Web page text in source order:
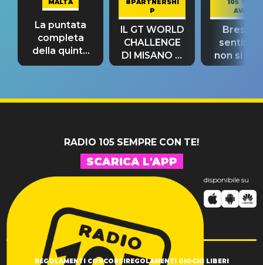
MALTA
La puntata
completa
della quinta
tappa
#PARTNERSHI
P
IL GT WORLD
CHALLENGE
DI MISANO si
riconferma
105 TAKE
AWAY
Bresh:
non si
fino alla
RADIO 105 SEMPRE CON TE!
SCARICA L'APP
disponibile su
REGOLAMENTI CONCORSI REGOLAMENTI GIOCHI LIBERI